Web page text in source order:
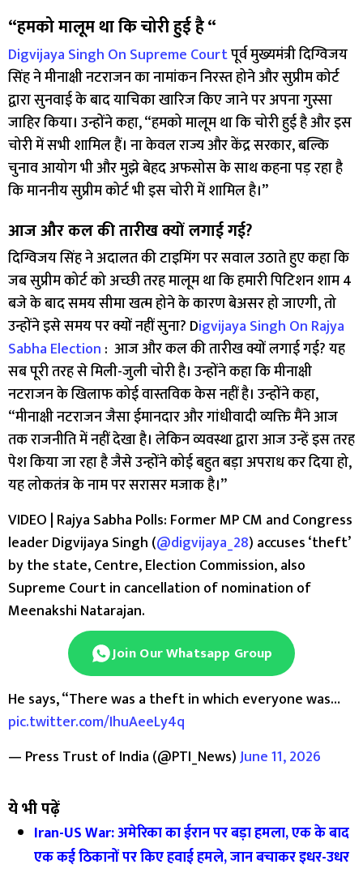
“हमको मालूम था कि चोरी हुई है “
Digvijaya Singh On Supreme Courtपूर्व मुख्यमंत्री दिग्विजय
सिंह ने मीनाक्षी नटराजन का नामांकन निरस्त होने और सुप्रीम कोर्ट
द्वारा सुनवाई के बाद याचिका खारिज किए जाने पर अपना गुस्सा
जाहिर किया। उन्होंने कहा, “हमको मालूम था कि चोरी हुई है और इस
चोरी में सभी शामिल हैं। ना केवल राज्य और केंद्र सरकार, बल्कि
चुनाव आयोग भी और मुझे बेहद अफसोस के साथ कहना पड़ रहा है
कि माननीय सुप्रीम कोर्ट भी इस चोरी में शामिल है।”
आज और कल की तारीख क्यों लगाई गई?
दिग्विजय सिंह ने अदालत की टाइमिंग पर सवाल उठाते हुए कहा कि
जब सुप्रीम कोर्ट को अच्छी तरह मालूम था कि हमारी पिटिशन शाम 4
बजे के बाद समय सीमा खत्म होने के कारण बेअसर हो जाएगी, तो
उन्होंने इसे समय पर क्यों नहीं सुना? Digvijaya Singh On Rajya
Sabha Election : आज और कल की तारीख क्यों लगाई गई? यह
सब पूरी तरह से मिली-जुली चोरी है। उन्होंने कहा कि मीनाक्षी
नटराजन के खिलाफ कोई वास्तविक केस नहीं है। उन्होंने कहा,
“मीनाक्षी नटराजन जैसा ईमानदार और गांधीवादी व्यक्ति मैंने आज
तक राजनीति में नहीं देखा है। लेकिन व्यवस्था द्वारा आज उन्हें इस तरह
पेश किया जा रहा है जैसे उन्होंने कोई बहुत बड़ा अपराध कर दिया हो,
यह लोकतंत्र के नाम पर सरासर मजाक है।”
VIDEO | Rajya Sabha Polls: Former MP CM and Congress
leader Digvijaya Singh (@digvijaya_28) accuses ‘theft’
by the state, Centre, Election Commission, also
Supreme Court in cancellation of nomination of
Meenakshi Natarajan.
Join Our Whatsapp Group
He says, “There was a theft in which everyone was…
pic.twitter.com/IhuAeeLy4q
— Press Trust of India (@PTI_News)June 11, 2026
ये भी पढ़ें
Iran-US War: अमेरिका का ईरान पर बड़ा हमला, एक के बाद
एक कई ठिकानों पर किए हवाई हमले, जान बचाकर इधर-उधर